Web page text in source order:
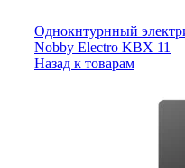
Однокнтурнный
Nobby Electro KBX 11
Назад к товарам